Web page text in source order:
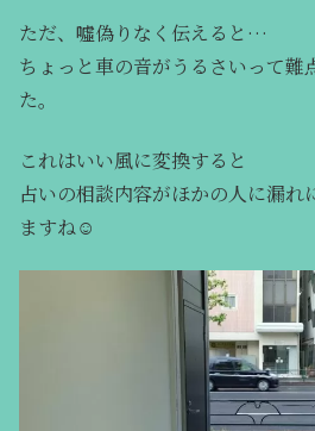
ただ、噓偽りなく伝えると…
ちょっと車の音がうるさいって難
た。
これはいい風に変換すると
占いの相談内容がほかの人に漏れ
ますね☺